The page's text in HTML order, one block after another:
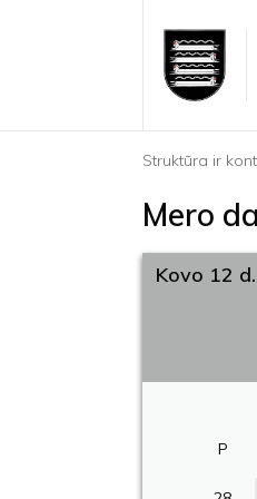
Struktūra ir
Mero
Kovo 12 d.
P